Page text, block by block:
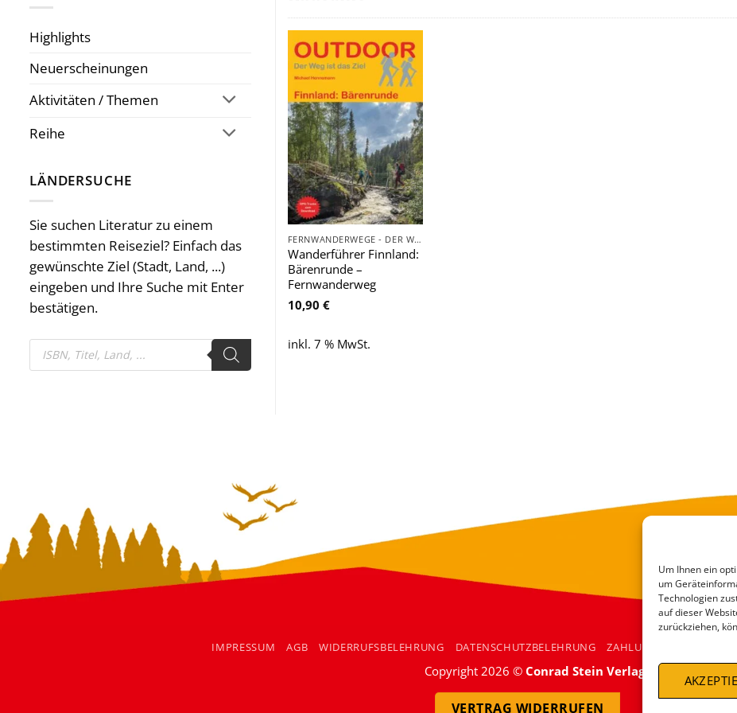
Um Ihnen ein
um
Technologien
auf dieser
zurückziehen,
Highlights
Neuerscheinungen
Aktivitäten / Themen
Reihe
LÄNDERSUCHE
Sie suchen Literatur zu einem
bestimmten Reiseziel? Einfach das
gewünschte Ziel (Stadt, Land, ...)
eingeben und Ihre Suche mit Enter
bestätigen.
Products
search
Zu
Wunschliste
hinzufügen
FERNWANDERWEGE - DER WEG IST DAS ZIEL
Wanderführer Finnland:
Bärenrunde –
Fernwanderweg
10,90 €
inkl. 7 % MwSt.
IMPRESSUM AGB WIDERRUFSBELEHRUNG DATENSCHUTZBELEHRUNG ZAHLUNGSARTEN
Copyright 2026 © Conrad Stein Verlag
VERTRAG WIDERRUFEN